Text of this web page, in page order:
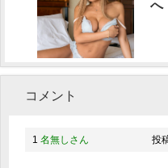
へ
コメント
1 名無しさん 投